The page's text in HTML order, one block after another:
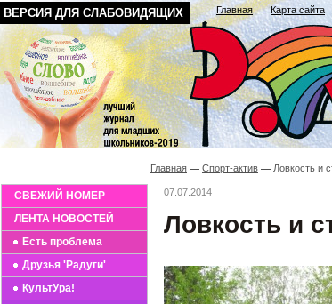
ВЕРСИЯ ДЛЯ СЛАБОВИДЯЩИХ Главная Карта сайта
СВЕЖИЙ НОМЕР
ЛЕНТА НОВОСТЕЙ
Есть проблема
Друзья 'Радуги'
КультУра!
Главная Спорт-актив Ловкость и
07.07.2014
Ловкость и